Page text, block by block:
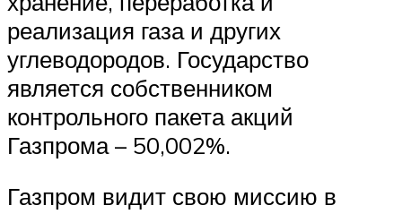
реализация газа и других
углеводородов. Государство
является собственником
контрольного пакета акций
Газпрома – 50,002%.
Газпром видит свою миссию в